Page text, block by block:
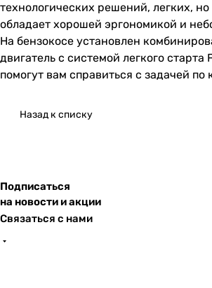
технологических решений, легких,
обладает хорошей эргономикой и
На бензокосе установлен
двигатель с системой легкого
помогут вам справиться с задачей
Назад к списку
Подписаться
на новости и акции
Связаться с нами